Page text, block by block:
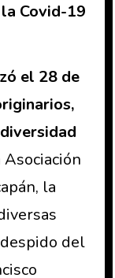
Covid-19
el 28 de
Asociación
la
del